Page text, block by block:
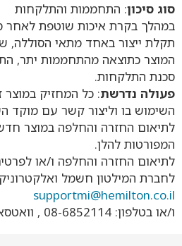
סוג סיכון: התחממות והתלקחות
במהלך בקרת איכות שוטפת לאחר
תקלת ייצור באחד מתאי הסוללה,
המוצר כתוצאה מהתחממות יתר,
סכנת התלקחות.
פעולה נדרשת: כל המחזיק
השימוש בו וליצור קשר עם מוקד
לתיאום החזרה והחלפה במוצר
המפורטות להלן.
לתיאום החזרה והחלפה ו/או
לחברת המילטון חשמל
supportmi@hemilton.co.il
ו/או בטלפון: 08-6852114 , וואטסאפ: 052-6104399